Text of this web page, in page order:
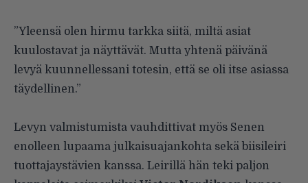
”Yleensä olen hirmu tarkka siitä, miltä asiat
kuulostavat ja näyttävät. Mutta yhtenä päivänä
levyä kuunnellessani totesin, että se oli itse asiassa
täydellinen.”
Levyn valmistumista vauhdittivat myös Senen
enolleen lupaama julkaisuajankohta sekä biisileiri
tuottajaystävien kanssa. Leirillä hän teki paljon